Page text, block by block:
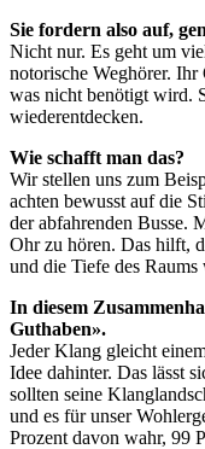
Sie fordern also auf,
Nicht nur. Es geht um
notorische Weghörer.
was nicht benötigt wird.
wiederentdecken.
Wie schafft man das?
Wir stellen uns zum
achten bewusst auf die
der abfahrenden Busse.
Ohr zu hören. Das hilft,
und die Tiefe des Raums
In diesem
Guthaben».
Jeder Klang gleicht
Idee dahinter. Das lässt
sollten seine
und es für unser
Prozent davon wahr, 99